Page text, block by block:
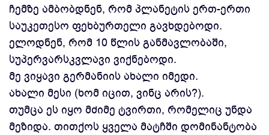
ჩემზე ამბობდნენ, რომ პლანეტის ერთ-ერთი
საუკეთესო ფეხბურთელი გავხდებოდი.
ელოდნენ, რომ 10 წლის განმავლობაში,
სუპერვარსკვლავი ვიქნებოდი.
მე ვიყავი გერმანიის ახალი იმედი.
ახალი მესი (ხომ იცით, ვინც არის?).
თუმცა ეს იყო მძიმე ტვირთი, რომელიც უნდა
მეზიდა. თითქოს ყველა მატჩში დომინანტობა